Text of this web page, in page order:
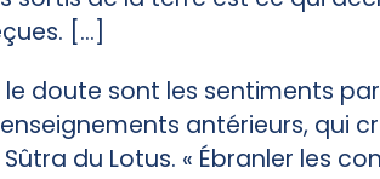
[...]
le doute sont les sentiments
antérieurs, qui
du Lotus. « Ébranler les